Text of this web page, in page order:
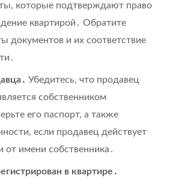
которые подтверждают право
квартирой․ Обратите
документов и их соответствие
Убедитесь, что продавец
собственником
его паспорт, а также
если продавец действует
от имени собственника․
в квартире․